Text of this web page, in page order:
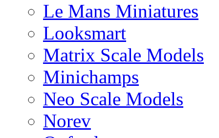
Le Mans Miniatures
Looksmart
Matrix Scale Models
Minichamps
Neo Scale Models
Norev